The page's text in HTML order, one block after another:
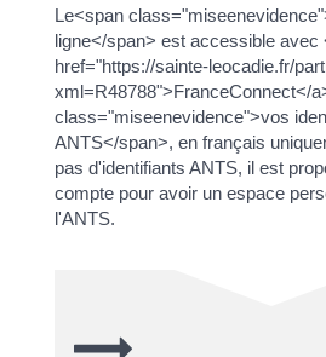
Le<span
ligne</span> est accessible avec
href="https://sainte-leocadie.fr/
xml=R48788">FranceConnect</
class="miseenevidence">vos
ANTS</span>, en français
pas d'identifiants ANTS, il est
compte pour avoir un espace
l'ANTS.